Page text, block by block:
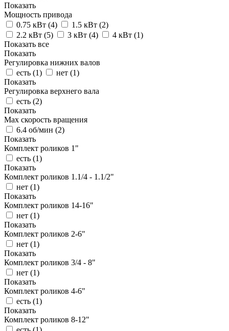
Показать
Мощность привода
0.75 кВт (4) 1.5 кВт (2)
2.2 кВт (5) 3 кВт (4) 4 кВт (1)
Показать все
Показать
Регулировка нижних валов
есть (1) нет (1)
Показать
Регулировка верхнего вала
есть (2)
Показать
Max скорость вращения
6.4 об/мин (2)
Показать
Комплект роликов 1"
есть (1)
Показать
Комплект роликов 1.1/4 - 1.1/2"
нет (1)
Показать
Комплект роликов 14-16"
нет (1)
Показать
Комплект роликов 2-6"
нет (1)
Показать
Комплект роликов 3/4 - 8"
нет (1)
Показать
Комплект роликов 4-6"
есть (1)
Показать
Комплект роликов 8-12"